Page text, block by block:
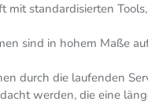
mit standardisierten
sind in hohem Maße
durch die laufenden
werden, die eine